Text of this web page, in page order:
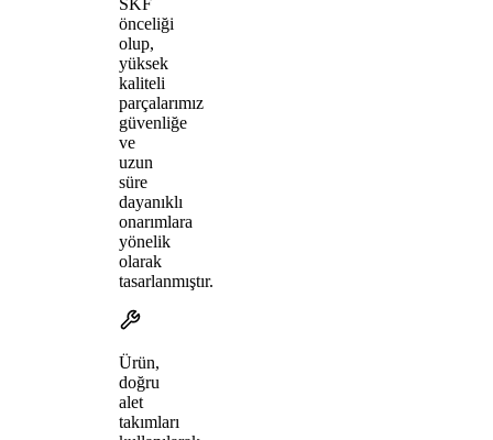
önceliği
olup,
yüksek
kaliteli
parçalarımız
güvenliğe
ve
uzun
süre
dayanıklı
onarımlara
yönelik
olarak
tasarlanmıştır.
Ürün,
doğru
alet
takımları